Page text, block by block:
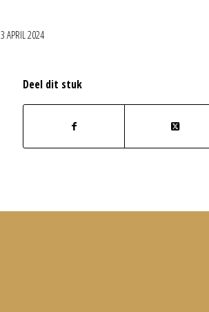
3 APRIL 2024
Deel dit stuk